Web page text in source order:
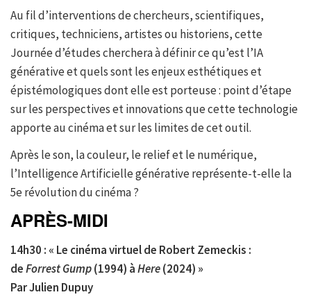
Au fil d’interventions de chercheurs, scientifiques,
critiques, techniciens, artistes ou historiens, cette
Journée d’études cherchera à définir ce qu’est l’IA
générative et quels sont les enjeux esthétiques et
épistémologiques dont elle est porteuse : point d’étape
sur les perspectives et innovations que cette technologie
apporte au cinéma et sur les limites de cet outil.
Après le son, la couleur, le relief et le numérique,
l’Intelligence Artificielle générative représente-t-elle la
5e révolution du cinéma ?
APRÈS-MIDI
14h30 : « Le cinéma virtuel de Robert Zemeckis :
deForrest Gump(1994) àHere(2024) »
Par Julien Dupuy